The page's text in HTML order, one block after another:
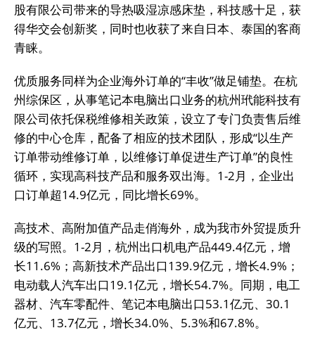
股有限公司带来的导热吸湿凉感床垫，科技感十足，获
得华交会创新奖，同时也收获了来自日本、泰国的客商
青睐。
优质服务同样为企业海外订单的“丰收”做足铺垫。在杭
州综保区，从事笔记本电脑出口业务的杭州玳能科技有
限公司依托保税维修相关政策，设立了专门负责售后维
修的中心仓库，配备了相应的技术团队，形成“以生产
订单带动维修订单，以维修订单促进生产订单”的良性
循环，实现高科技产品和服务双出海。1-2月，企业出
口订单超14.9亿元，同比增长69%。
高技术、高附加值产品走俏海外，成为我市外贸提质升
级的写照。1-2月，杭州出口机电产品449.4亿元，增
长11.6%；高新技术产品出口139.9亿元，增长4.9%；
电动载人汽车出口19.1亿元，增长54.7%。同期，电工
器材、汽车零配件、笔记本电脑出口53.1亿元、30.1
亿元、13.7亿元，增长34.0%、5.3%和67.8%。